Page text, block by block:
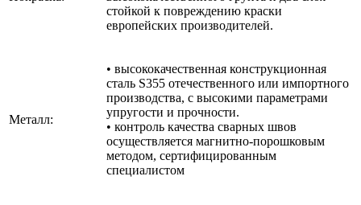
стойкой к повреждению краски
европейских производителей.
Металл:
• высококачественная конструкционная
сталь S355 отечественного или импортного
производства, с высокими параметрами
упругости и прочности.
• контроль качества сварных швов
осуществляется магнитно-порошковым
методом, сертифицированным
специалистом